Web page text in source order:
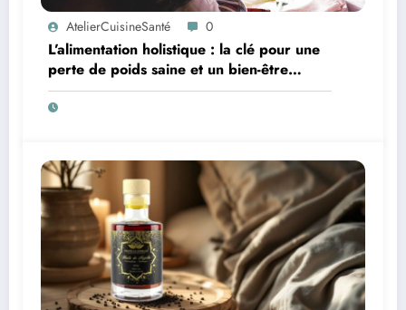
AtelierCuisineSanté 0
L’alimentation holistique : la clé pour une
perte de poids saine et un bien-être
retrouvé